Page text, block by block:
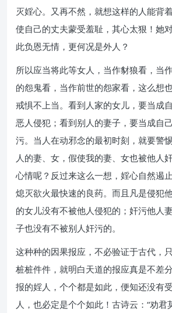
灭婬心。又再不然，就想这样的人能背
使自己的丈夫蒙受羞耻，其心太狠！她
此负恩无情，更何况是外人？
所以应当将此等女人，当作豺狼看，当
的怨鬼看，当作前世的怨家看，这么想
戒惧不上当。看到人家的女儿，要当成
恶人侵犯；看到别人的妻子，要当成自
污。当人在动邪念的最初时刻，就要警
人的妻、女，假使我的妻、女也被他人
心情呢？反过来这么一想，婬心自然遏
熄灭欲火最快速的良药。而且凡是侵犯
的女儿没有不被他人侵犯的；奸污他人
子也没有不被别人奸污的。
这种种的因果报应，不必验证于古代，
桩桩件件，就明白天道的报应真是不差
报的婬人，个个都是如此，便知还没有
人，也必定是个个如此！古诗云：“劝君